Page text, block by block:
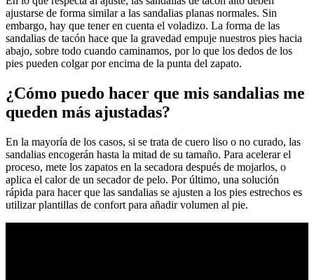
ajustarse de forma similar a las sandalias planas normales. Sin
embargo, hay que tener en cuenta el voladizo. La forma de las
sandalias de tacón hace que la gravedad empuje nuestros pies hacia
abajo, sobre todo cuando caminamos, por lo que los dedos de los
pies pueden colgar por encima de la punta del zapato.
¿Cómo puedo hacer que mis sandalias me
queden más ajustadas?
En la mayoría de los casos, si se trata de cuero liso o no curado, las
sandalias encogerán hasta la mitad de su tamaño. Para acelerar el
proceso, mete los zapatos en la secadora después de mojarlos, o
aplica el calor de un secador de pelo. Por último, una solución
rápida para hacer que las sandalias se ajusten a los pies estrechos es
utilizar plantillas de confort para añadir volumen al pie.